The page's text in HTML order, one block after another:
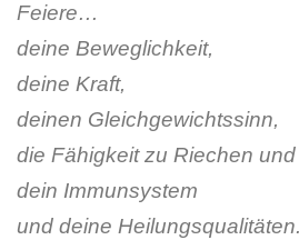
Feiere…
deine Beweglichkeit,
deine Kraft,
deinen Gleichgewichtssinn,
die Fähigkeit zu Riechen
dein Immunsystem
und deine Heilungsqualitäten.